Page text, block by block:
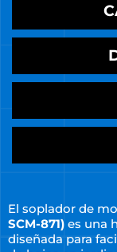
El soplador de
SCM-871) es una
diseñada para